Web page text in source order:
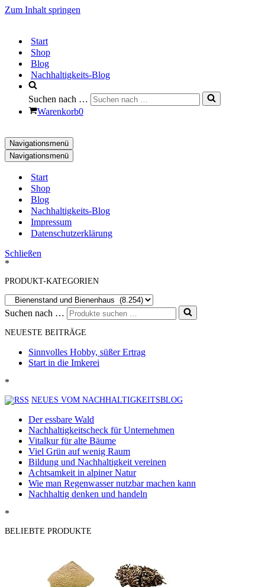
Zum Inhalt springen
Start
Shop
Blog
Nachhaltigkeits-Blog
Suchen nach …
Warenkorb0
Navigationsmenü
Navigationsmenü
Start
Shop
Blog
Nachhaltigkeits-Blog
Impressum
Datenschutzerklärung
Schließen
*
PRODUKT-KATEGORIEN
Suchen nach …
NEUESTE BEITRÄGE
Sinnvolles Hobby, süßer Ertrag
Start in die Imkerei
*
NEUES VOM NACHHALTIGKEITSBLOG
Der essbare Wald
Nachhaltigkeitscheck für Unternehmen
Vitalkur für alte Bäume
Viel Grün auf wenig Raum
Bildung und Nachhaltigkeit vereinen
Achtsamkeit in alpiner Natur
Wie man Regenwasser nutzbar machen kann
Nachhaltig denken und handeln
*
BELIEBTE PRODUKTE